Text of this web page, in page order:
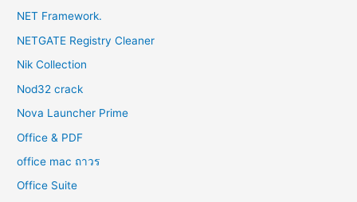
NET Framework.
NETGATE Registry Cleaner
Nik Collection
Nod32 crack
Nova Launcher Prime
Office & PDF
office mac ถาวร
Office Suite